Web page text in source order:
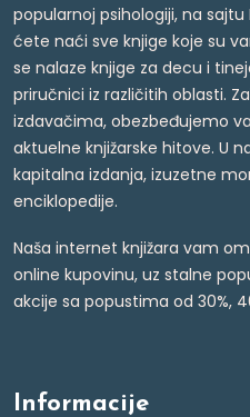
popularnoj psihologiji, na sajtu
ćete naći sve knjige koje su
se nalaze knjige za decu i
priručnici iz različitih oblasti.
izdavačima, obezbeđujemo
aktuelne knjižarske hitove. U
kapitalna izdanja, izuzetne
enciklopedije.
Naša internet knjižara vam
online kupovinu, uz stalne
akcije sa popustima od 30%,
Informacije